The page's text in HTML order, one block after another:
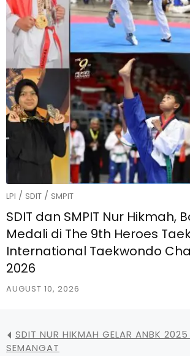
LPI / SDIT / SMPIT
SDIT dan SMPIT Nur Hikmah,
Medali di The 9th Heroes
International Taekwondo
2026
AUGUST 10, 2026
SDIT NUR HIKMAH GELAR ANBK 2025
SEMANGAT